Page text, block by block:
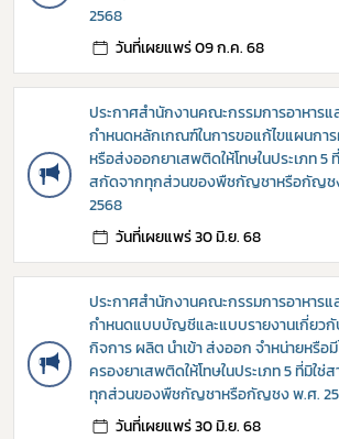
2568
วันที่เผยแพร่ 09 ก.ค. 68
ประกาศสำนักงานคณะกรรมการอาหารแ
กำหนดหลักเกณฑ์ในการขอแก้ไขแผนการ
หรือส่งออกยาเสพติดให้โทษในประเภท 5
สกัดจากทุกส่วนของพืชกัญชาหรือกัญช
2568
วันที่เผยแพร่ 30 มิ.ย. 68
ประกาศสำนักงานคณะกรรมการอาหารแ
กำหนดแบบบัญชีและแบบรายงานเกี่ยวกั
กิจการ ผลิต นำเข้า ส่งออก จำหน่ายหรือมี
ครองยาเสพติดให้โทษในประเภท 5 ที่มิใช่
ทุกส่วนของพืชกัญชาหรือกัญชง พ.ศ.
วันที่เผยแพร่ 30 มิ.ย. 68